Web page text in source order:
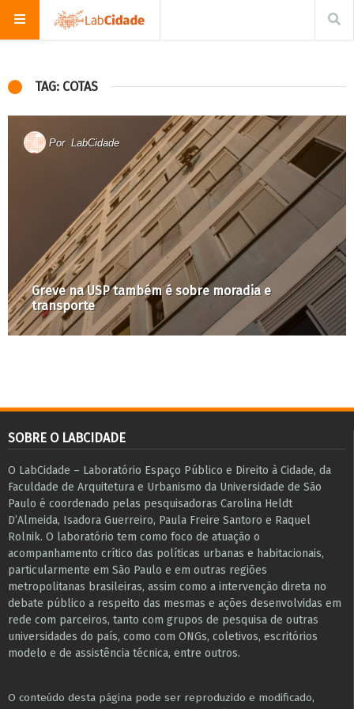
TAG: COTAS
Por LabCidade
Greve na USP também é sobre moradia e
transporte
SOBRE O LABCIDADE
O LabCidade – Laboratório Espaço Público e Direito à Cidade, da
Faculdade de Arquitetura e Urbanismo da Universidade de São
Paulo é coordenado pelas pesquisadoras Carolina Heldt
D’Almeida, Isadora Guerreiro, Paula Freire Santoro e Raquel
Rolnik. O laboratório tem como foco de atuação o
acompanhamento crítico das políticas urbanas e habitacionais,
particularmente em São Paulo e ​em outras regiões
metropolitanas brasileiras, assim como a intervenção direta no
debate público a respeito das mesmas e ações desenvolvidas em
r​e​de com parceiros, tanto com grupos de pesquisa ​de outras
universidades do país, como com ONGs, coletivos, escritórios
modelo e de assistência técnica​, entre outros​.
O conteúdo desta página pode ser reproduzido e modificado,